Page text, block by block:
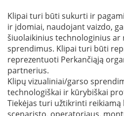
Klipai turi būti sukurti ir
ir įdomiai, naudojant vaizdo,
šiuolaikinius technologinius ar
sprendimus. Klipai turi būti
reprezentuoti Perkančiąją
partnerius.
Klipų vizualiniai/garso
technologiškai ir kūrybiškai
Tiekėjas turi užtikrinti reikiamą
scenaristo, operatoriaus,